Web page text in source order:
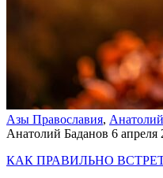
Азы Православия,
Анатолий Баданов 6 апреля
КАК ПРАВИЛЬНО